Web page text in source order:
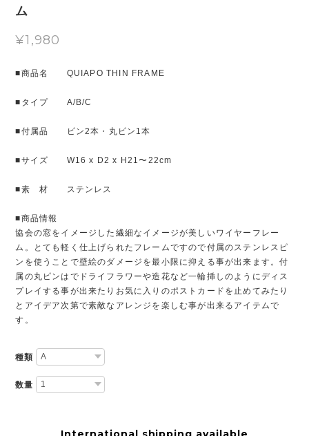
ム
¥1,980
■商品名 QUIAPO THIN FRAME
■タイプ A/B/C
■付属品 ピン2本・丸ピン1本
■サイズ W16 x D2 x H21〜22cm
■素 材 ステンレス
■商品情報
協会の窓をイメージした繊細なイメージが美しいワイヤーフレー
ム。とても軽く仕上げられたフレームですので付属のステンレスピ
ンを使うことで壁絵のダメージを最小限に抑える事が出来ます。付
属の丸ピンはでドライフラワーや造花など一輪挿しのようにディス
プレイする事が出来たりお気に入りのポストカードを止めてみたり
とアイデア次第で素敵なアレンジを楽しむ事が出来るアイテムで
す。
種類
数量